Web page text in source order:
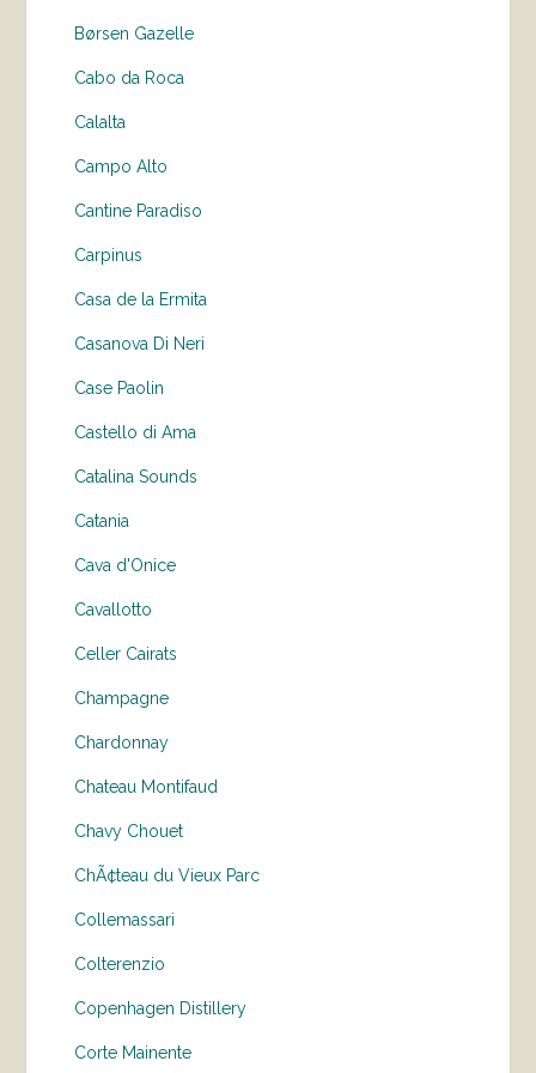
Børsen Gazelle
Cabo da Roca
Calalta
Campo Alto
Cantine Paradiso
Carpinus
Casa de la Ermita
Casanova Di Neri
Case Paolin
Castello di Ama
Catalina Sounds
Catania
Cava d'Onice
Cavallotto
Celler Cairats
Champagne
Chardonnay
Chateau Montifaud
Chavy Chouet
ChÃ¢teau du Vieux Parc
Collemassari
Colterenzio
Copenhagen Distillery
Corte Mainente